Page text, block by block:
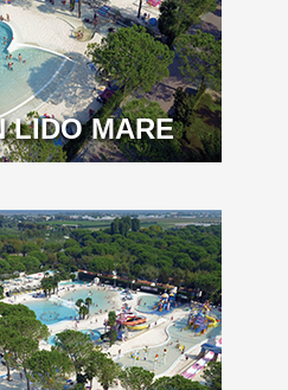
LIDO MARE